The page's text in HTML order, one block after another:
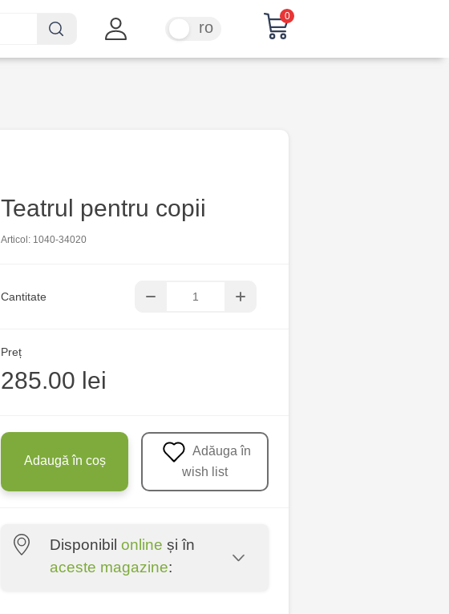
ro
0
Teatrul pentru copii
Articol: 1040-34020
Cantitate
Preț
285.00 lei
Adaugă în coș
wish list
Disponibil online și în
aceste magazine: